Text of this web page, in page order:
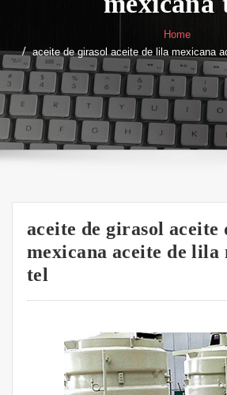
Home
aceite de girasol aceite de lila mexicana
aceite de girasol aceite
mexicana aceite de lila
tel